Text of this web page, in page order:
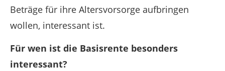
Beträge für ihre Altersvorsorge aufbringen
wollen, interessant ist.
Für wen ist die Basisrente besonders
interessant?